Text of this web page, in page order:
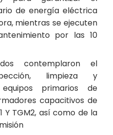
de energía eléctrica
mientras se ejecuten
por las 10
contemplaron el
limpieza y
primarios de
capacitivos de
Y TGM2, así como de la